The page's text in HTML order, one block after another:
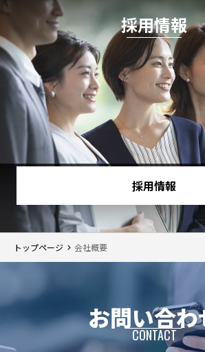
トップページ 会社概要
採用情報
採用情報
お問い合わ
CONTACT